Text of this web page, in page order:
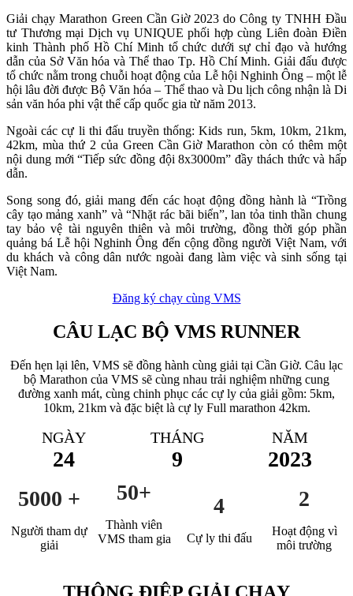
Giải chạy Marathon Green Cần Giờ 2023 do Công ty TNHH Đầu
tư Thương mại Dịch vụ UNIQUE phối hợp cùng Liên đoàn Điền
kinh Thành phố Hồ Chí Minh tổ chức dưới sự chỉ đạo và hướng
dẫn của Sở Văn hóa và Thể thao Tp. Hồ Chí Minh. Giải đấu được
tổ chức nằm trong chuỗi hoạt động của Lễ hội Nghinh Ông – một lễ
hội lâu đời được Bộ Văn hóa – Thể thao và Du lịch công nhận là Di
sản văn hóa phi vật thể cấp quốc gia từ năm 2013.
Ngoài các cự li thi đấu truyền thống: Kids run, 5km, 10km, 21km,
42km, mùa thứ 2 của Green Cần Giờ Marathon còn có thêm một
nội dung mới “Tiếp sức đồng đội 8x3000m” đầy thách thức và hấp
dẫn.
Song song đó, giải mang đến các hoạt động đồng hành là “Trồng
cây tạo mảng xanh” và “Nhặt rác bãi biển”, lan tỏa tinh thần chung
tay bảo vệ tài nguyên thiên và môi trường, đồng thời góp phần
quảng bá Lễ hội Nghinh Ông đến cộng đồng người Việt Nam, với
du khách và công dân nước ngoài đang làm việc và sinh sống tại
Việt Nam.
Đăng ký chạy cùng VMS
CÂU LẠC BỘ VMS RUNNER
Đến hẹn lại lên, VMS sẽ đồng hành cùng giải tại Cần Giờ. Câu lạc
bộ Marathon của VMS sẽ cùng nhau trải nghiệm những cung
đường xanh mát, cùng chinh phục các cự ly của giải gồm: 5km,
10km, 21km và đặc biệt là cự ly Full marathon 42km.
NGÀY
24
THÁNG
9
NĂM
2023
5000 +
Người tham dự
giải
50+
Thành viên
VMS tham gia
4
Cự ly thi đấu
2
Hoạt động vì
môi trường